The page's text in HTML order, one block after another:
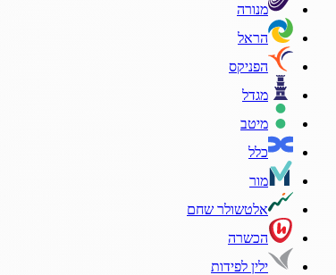
מנורה
הראל
הפניקס
מגדל
מיטב
כלל
מור
אלטשולר שחם
הכשרה
ילין לפידות